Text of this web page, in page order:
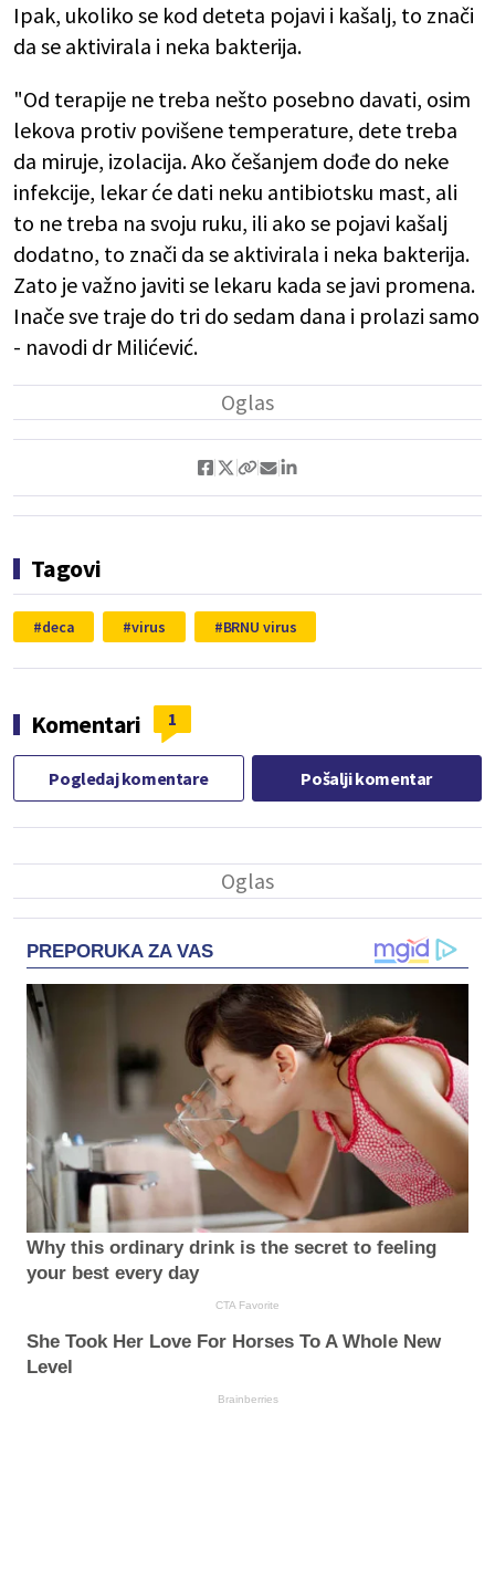
Ipak, ukoliko se kod deteta pojavi i kašalj, to znači
da se aktivirala i neka bakterija.
"Od terapije ne treba nešto posebno davati, osim
lekova protiv povišene temperature, dete treba
da miruje, izolacija. Ako češanjem dođe do neke
infekcije, lekar će dati neku antibiotsku mast, ali
to ne treba na svoju ruku, ili ako se pojavi kašalj
dodatno, to znači da se aktivirala i neka bakterija.
Zato je važno javiti se lekaru kada se javi promena.
Inače sve traje do tri do sedam dana i prolazi samo
- navodi dr Milićević.
Tagovi
deca virus BRNU virus
Komentari 1
Pogledaj komentare Pošalji komentar
PREPORUKA ZA VAS
Why this ordinary drink is the secret to feeling
your best every day
CTA Favorite
She Took Her Love For Horses To A Whole New
Level
Brainberries